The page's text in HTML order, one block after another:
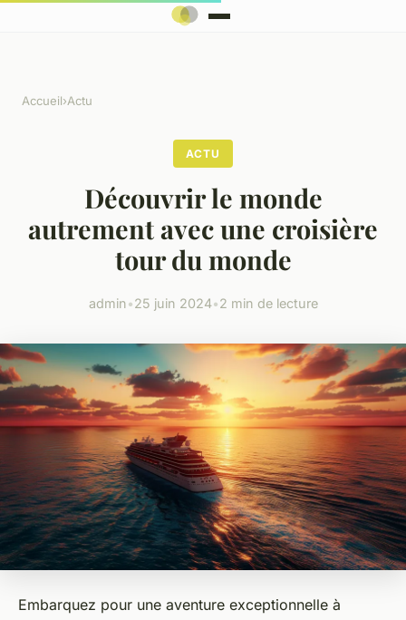
Accueil›Actu
ACTU
Découvrir le monde
autrement avec une croisière
tour du monde
admin•25 juin 2024•2 min de lecture
Embarquez pour une aventure exceptionnelle à